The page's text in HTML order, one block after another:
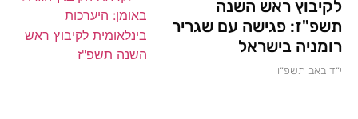
לקיבוץ ראש השנה
תשפ"ז: פגישה עם שגריר
רומניה בישראל
י״ד באב תשפ״ו